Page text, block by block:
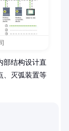
部结构设计直
、灭弧装置等